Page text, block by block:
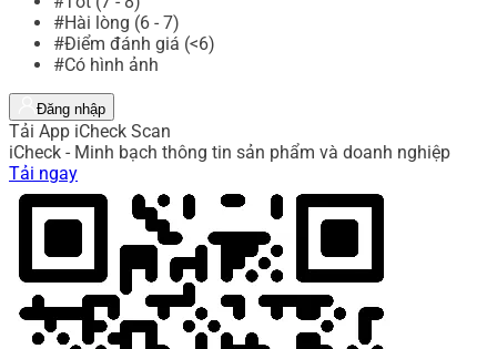
#Hài lòng (6 - 7)
#Điểm đánh giá (<6)
#Có hình ảnh
Đăng nhập
Tải App iCheck Scan
iCheck - Minh bạch thông tin sản phẩm và doanh nghiệp
Tải ngay